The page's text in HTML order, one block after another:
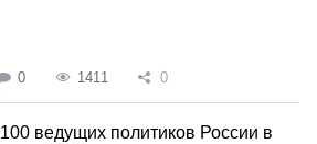
0 1411 0
100 ведущих политиков России в